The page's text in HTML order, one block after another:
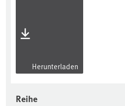
Herunterladen
Reihe